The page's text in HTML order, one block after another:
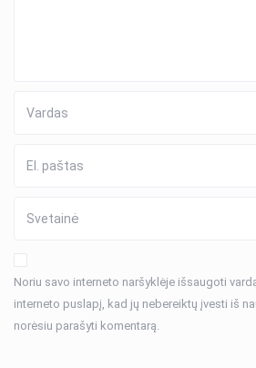
Noriu savo interneto naršyklėje išsaugoti
interneto puslapį, kad jų nebereiktų įvesti iš
norėsiu parašyti komentarą.